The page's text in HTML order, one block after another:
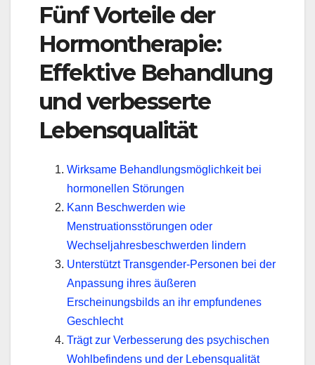
Fünf Vorteile der
Hormontherapie:
Effektive Behandlung
und verbesserte
Lebensqualität
Wirksame Behandlungsmöglichkeit bei
hormonellen Störungen
Kann Beschwerden wie
Menstruationsstörungen oder
Wechseljahresbeschwerden lindern
Unterstützt Transgender-Personen bei der
Anpassung ihres äußeren
Erscheinungsbilds an ihr empfundenes
Geschlecht
Trägt zur Verbesserung des psychischen
Wohlbefindens und der Lebensqualität